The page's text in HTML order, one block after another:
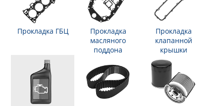
Прокладка ГБЦ
Прокладка
масляного
поддона
Прокладка
клапанной
крышки